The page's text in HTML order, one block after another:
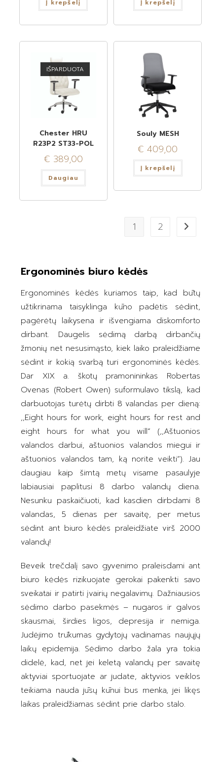
Į krepšelį Į krepšelį
IŠPARDUOTA
Chester HRU
R23P2 ST33-POL
€389,00
Daugiau
Souly MESH
€ 409,00
Į krepšelį
1 2
Ergonominės biuro kėdės
Ergonominės kėdės kuriamos taip, kad būtų
užtikrinama taisyklinga kūno padėtis sėdint,
pagėrėtų laikysena ir išvengiama diskomforto
dirbant. Daugelis sėdimą darbą dirbančių
žmonių net nesusimąsto, kiek laiko praleidžiame
sėdint ir kokią svarbą turi ergonominės kėdės.
Dar XIX a. škotų pramonininkas Robertas
Ovenas (Robert Owen) suformulavo tikslą, kad
darbuotojas turėtų dirbti 8 valandas per dieną:
,,Eight hours for work, eight hours for rest and
eight hours for what you will“ (,,Aštuonios
valandos darbui, aštuonios valandos miegui ir
aštuonios valandos tam, ką norite veikti“). Jau
daugiau kaip šimtą metų visame pasaulyje
labiausiai paplitusi 8 darbo valandų diena.
Nesunku paskaičiuoti, kad kasdien dirbdami 8
valandas, 5 dienas per savaitę, per metus
sėdint ant biuro kėdės praleidžiate virš 2000
valandų!
Beveik trečdalį savo gyvenimo praleisdami ant
biuro kėdės rizikuojate gerokai pakenkti savo
sveikatai ir patirti įvairių negalavimų. Dažniausios
sėdimo darbo pasekmės – nugaros ir galvos
skausmai, širdies ligos, depresija ir nemiga.
Judėjimo trūkumas gydytojų vadinamas naujųjų
laikų epidemija. Sėdimo darbo žala yra tokia
didelė, kad, net jei keletą valandų per savaitę
aktyviai sportuojate ar judate, aktyvios veiklos
teikiama nauda jūsų kūnui bus menka, jei likęs
laikas praleidžiamas sėdint prie darbo stalo.